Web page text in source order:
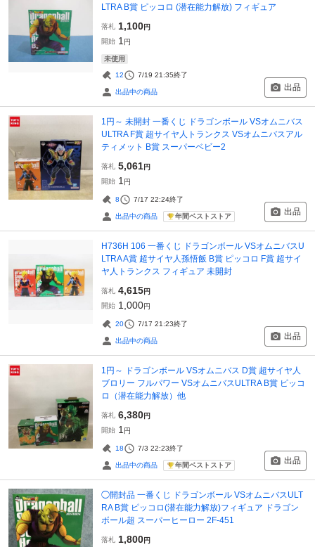
LTRA B賞 ピッコロ (潜在能力解放) フィギュア
落札 1,100円
開始 1 円
未使用
12 7/19 21:35終了
出品中の商品 出品
1円～ 未開封 一番くじ ドラゴンボール VSオムニバス
ULTRA F賞 超サイヤ人トランクス VSオムニバスアル
ティメット B賞 スーパーベビー2
落札 5,061円
開始 1 円
8 7/17 22:24終了
出品中の商品 年間ベストストア 出品
H736H 106 一番くじ ドラゴンボール VSオムニバスU
LTRA A賞 超サイヤ人孫悟飯 B賞 ピッコロ F賞 超サイ
ヤ人トランクス フィギュア 未開封
落札 4,615円
開始 1,000円
20 7/17 21:23終了
出品中の商品 出品
1円～ ドラゴンボール VSオムニバス D賞 超サイヤ人
ブロリー フルパワー VSオムニバスULTRA B賞 ピッコ
ロ（潜在能力解放）他
落札 6,380円
開始 1 円
18 7/3 22:23終了
出品中の商品 年間ベストストア 出品
◯開封品 一番くじ ドラゴンボール VSオムニバスULT
RA B賞 ピッコロ(潜在能力解放)フィギュア ドラゴン
ボール超 スーパーヒーロー 2F-451
落札 1,800円